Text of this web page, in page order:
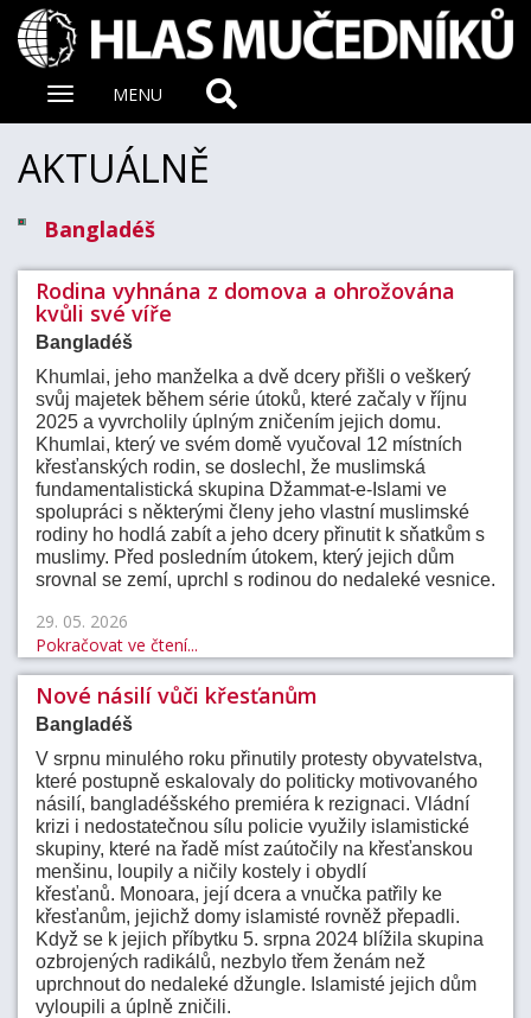
Zobrazit
MENU
AKTUÁLNĚ
Bangladéš
Rodina vyhnána z domova a ohrožována
kvůli své víře
Bangladéš
Khumlai, jeho manželka a dvě dcery přišli o veškerý
svůj majetek během série útoků, které začaly v říjnu
2025 a vyvrcholily úplným zničením jejich domu.
Khumlai, který ve svém domě vyučoval 12 místních
křesťanských rodin, se doslechl, že muslimská
fundamentalistická skupina Džammat-e-Islami ve
spolupráci s některými členy jeho vlastní muslimské
rodiny ho hodlá zabít a jeho dcery přinutit k sňatkům s
muslimy. Před posledním útokem, který jejich dům
srovnal se zemí, uprchl s rodinou do nedaleké vesnice.
29. 05. 2026
Pokračovat ve čtení...
Nové násilí vůči křesťanům
Bangladéš
V srpnu minulého roku přinutily protesty obyvatelstva,
které postupně eskalovaly do politicky motivovaného
násilí, bangladéšského premiéra k rezignaci. Vládní
krizi i nedostatečnou sílu policie využily islamistické
skupiny, které na řadě míst zaútočily na křesťanskou
menšinu, loupily a ničily kostely i obydlí
křesťanů. Monoara, její dcera a vnučka patřily ke
křesťanům, jejichž domy islamisté rovněž přepadli.
Když se k jejich příbytku 5. srpna 2024 blížila skupina
ozbrojených radikálů, nezbylo třem ženám než
uprchnout do nedaleké džungle. Islamisté jejich dům
vyloupili a úplně zničili.